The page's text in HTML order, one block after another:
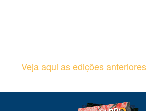
Veja aqui as edições anteriores